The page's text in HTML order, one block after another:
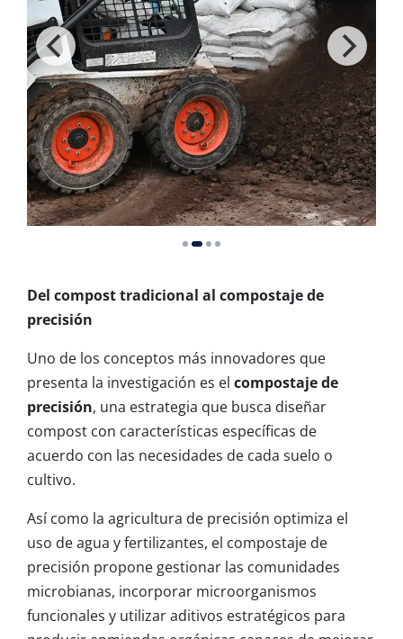
Del compost tradicional al compostaje de
precisión
Uno de los conceptos más innovadores que
presenta la investigación es el compostaje de
precisión, una estrategia que busca diseñar
compost con características específicas de
acuerdo con las necesidades de cada suelo o
cultivo.
Así como la agricultura de precisión optimiza el
uso de agua y fertilizantes, el compostaje de
precisión propone gestionar las comunidades
microbianas, incorporar microorganismos
funcionales y utilizar aditivos estratégicos para